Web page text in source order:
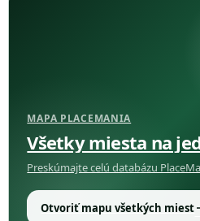
MAPA PLACEMANIA
Všetky miesta na
Preskúmajte celú databázu
Otvoriť mapu všetkých miest